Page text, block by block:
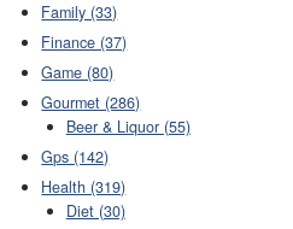
Family (33)
Finance (37)
Game (80)
Gourmet (286)
Beer & Liquor (55)
Gps (142)
Health (319)
Diet (30)